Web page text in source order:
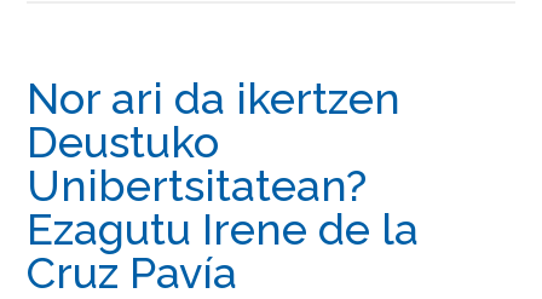
Nor ari da ikertzen
Deustuko
Unibertsitatean?
Ezagutu Irene de la
Cruz Pavía